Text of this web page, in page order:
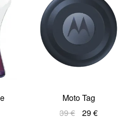
Moto Tag
39€ 29€